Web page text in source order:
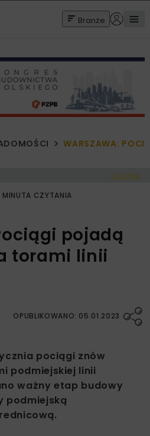
Branże
WARSZAWA:
< Cofnij
MINUTA CZYTANIA
pojadą
torami linii
OPUBLIKOWANO: 05.01.2023
pociągi znów
podmiejskiej linii
ważny etap budowy
podmiejską